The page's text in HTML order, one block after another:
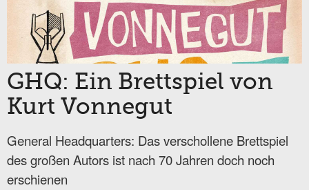
GHQ: Ein Brettspiel von
Kurt Vonnegut
General Headquarters: Das verschollene Brettspiel
des großen Autors ist nach 70 Jahren doch noch
erschienen